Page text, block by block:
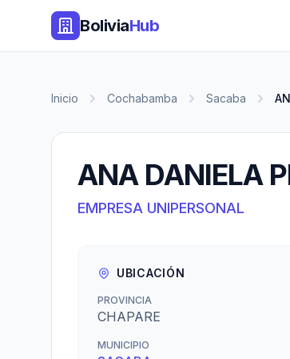
BoliviaHub
Inicio Cochabamba Sacaba
ANA DANIELA
EMPRESA UNIPERSONAL
UBICACIÓN
PROVINCIA
CHAPARE
MUNICIPIO